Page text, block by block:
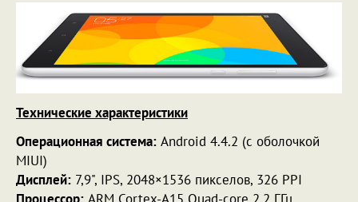
Технические характеристики
Операционная система: Android 4.4.2 (с оболочкой
MIUI)
Дисплей: 7,9", IPS, 2048×1536 пикселов, 326 PPI
Процессор: ARM Cortex-A15 Quad-core 2,2 ГГц